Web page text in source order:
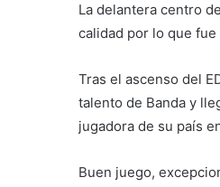
La delantera centro
calidad por lo que
Tras el ascenso del
talento de Banda y
jugadora de su país
Buen juego,